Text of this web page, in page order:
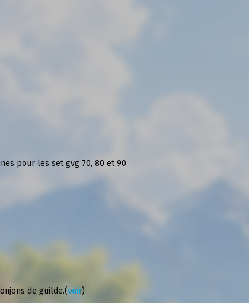
pour les set gvg 70, 80 et 90.
de guilde.(voir)